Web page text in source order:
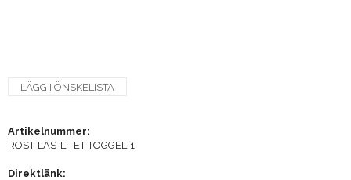
LÄGG I ÖNSKELISTA
Artikelnummer:
ROST-LAS-LITET-TOGGEL-1
Direktlänk: